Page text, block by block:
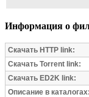
Информация о
Скачать HTTP link:
Скачать Torrent link:
Скачать ED2K link:
Описание в каталогах: